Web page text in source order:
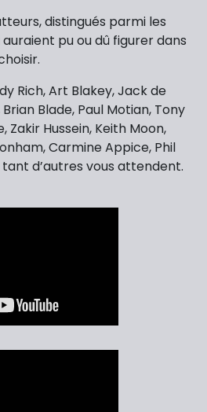
distingués parmi les
pu ou dû figurer dans
Rich, Art Blakey, Jack de
Blade, Paul Motian, Tony
Zakir Hussein, Keith Moon,
Carmine Appice, Phil
d’autres vous attendent.